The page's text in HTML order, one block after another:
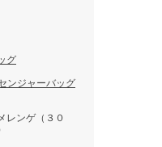
グ
ンジャーバッグ
レンゲ（３０